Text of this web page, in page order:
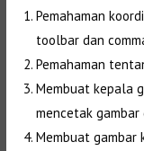
Pemahaman
toolbar dan
Pemahaman
Membuat kepala
mencetak
Membuat gambar